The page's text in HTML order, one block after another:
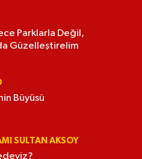
Parklarla Değil,
Güzelleştirelim
Büyüsü
SULTAN AKSOY